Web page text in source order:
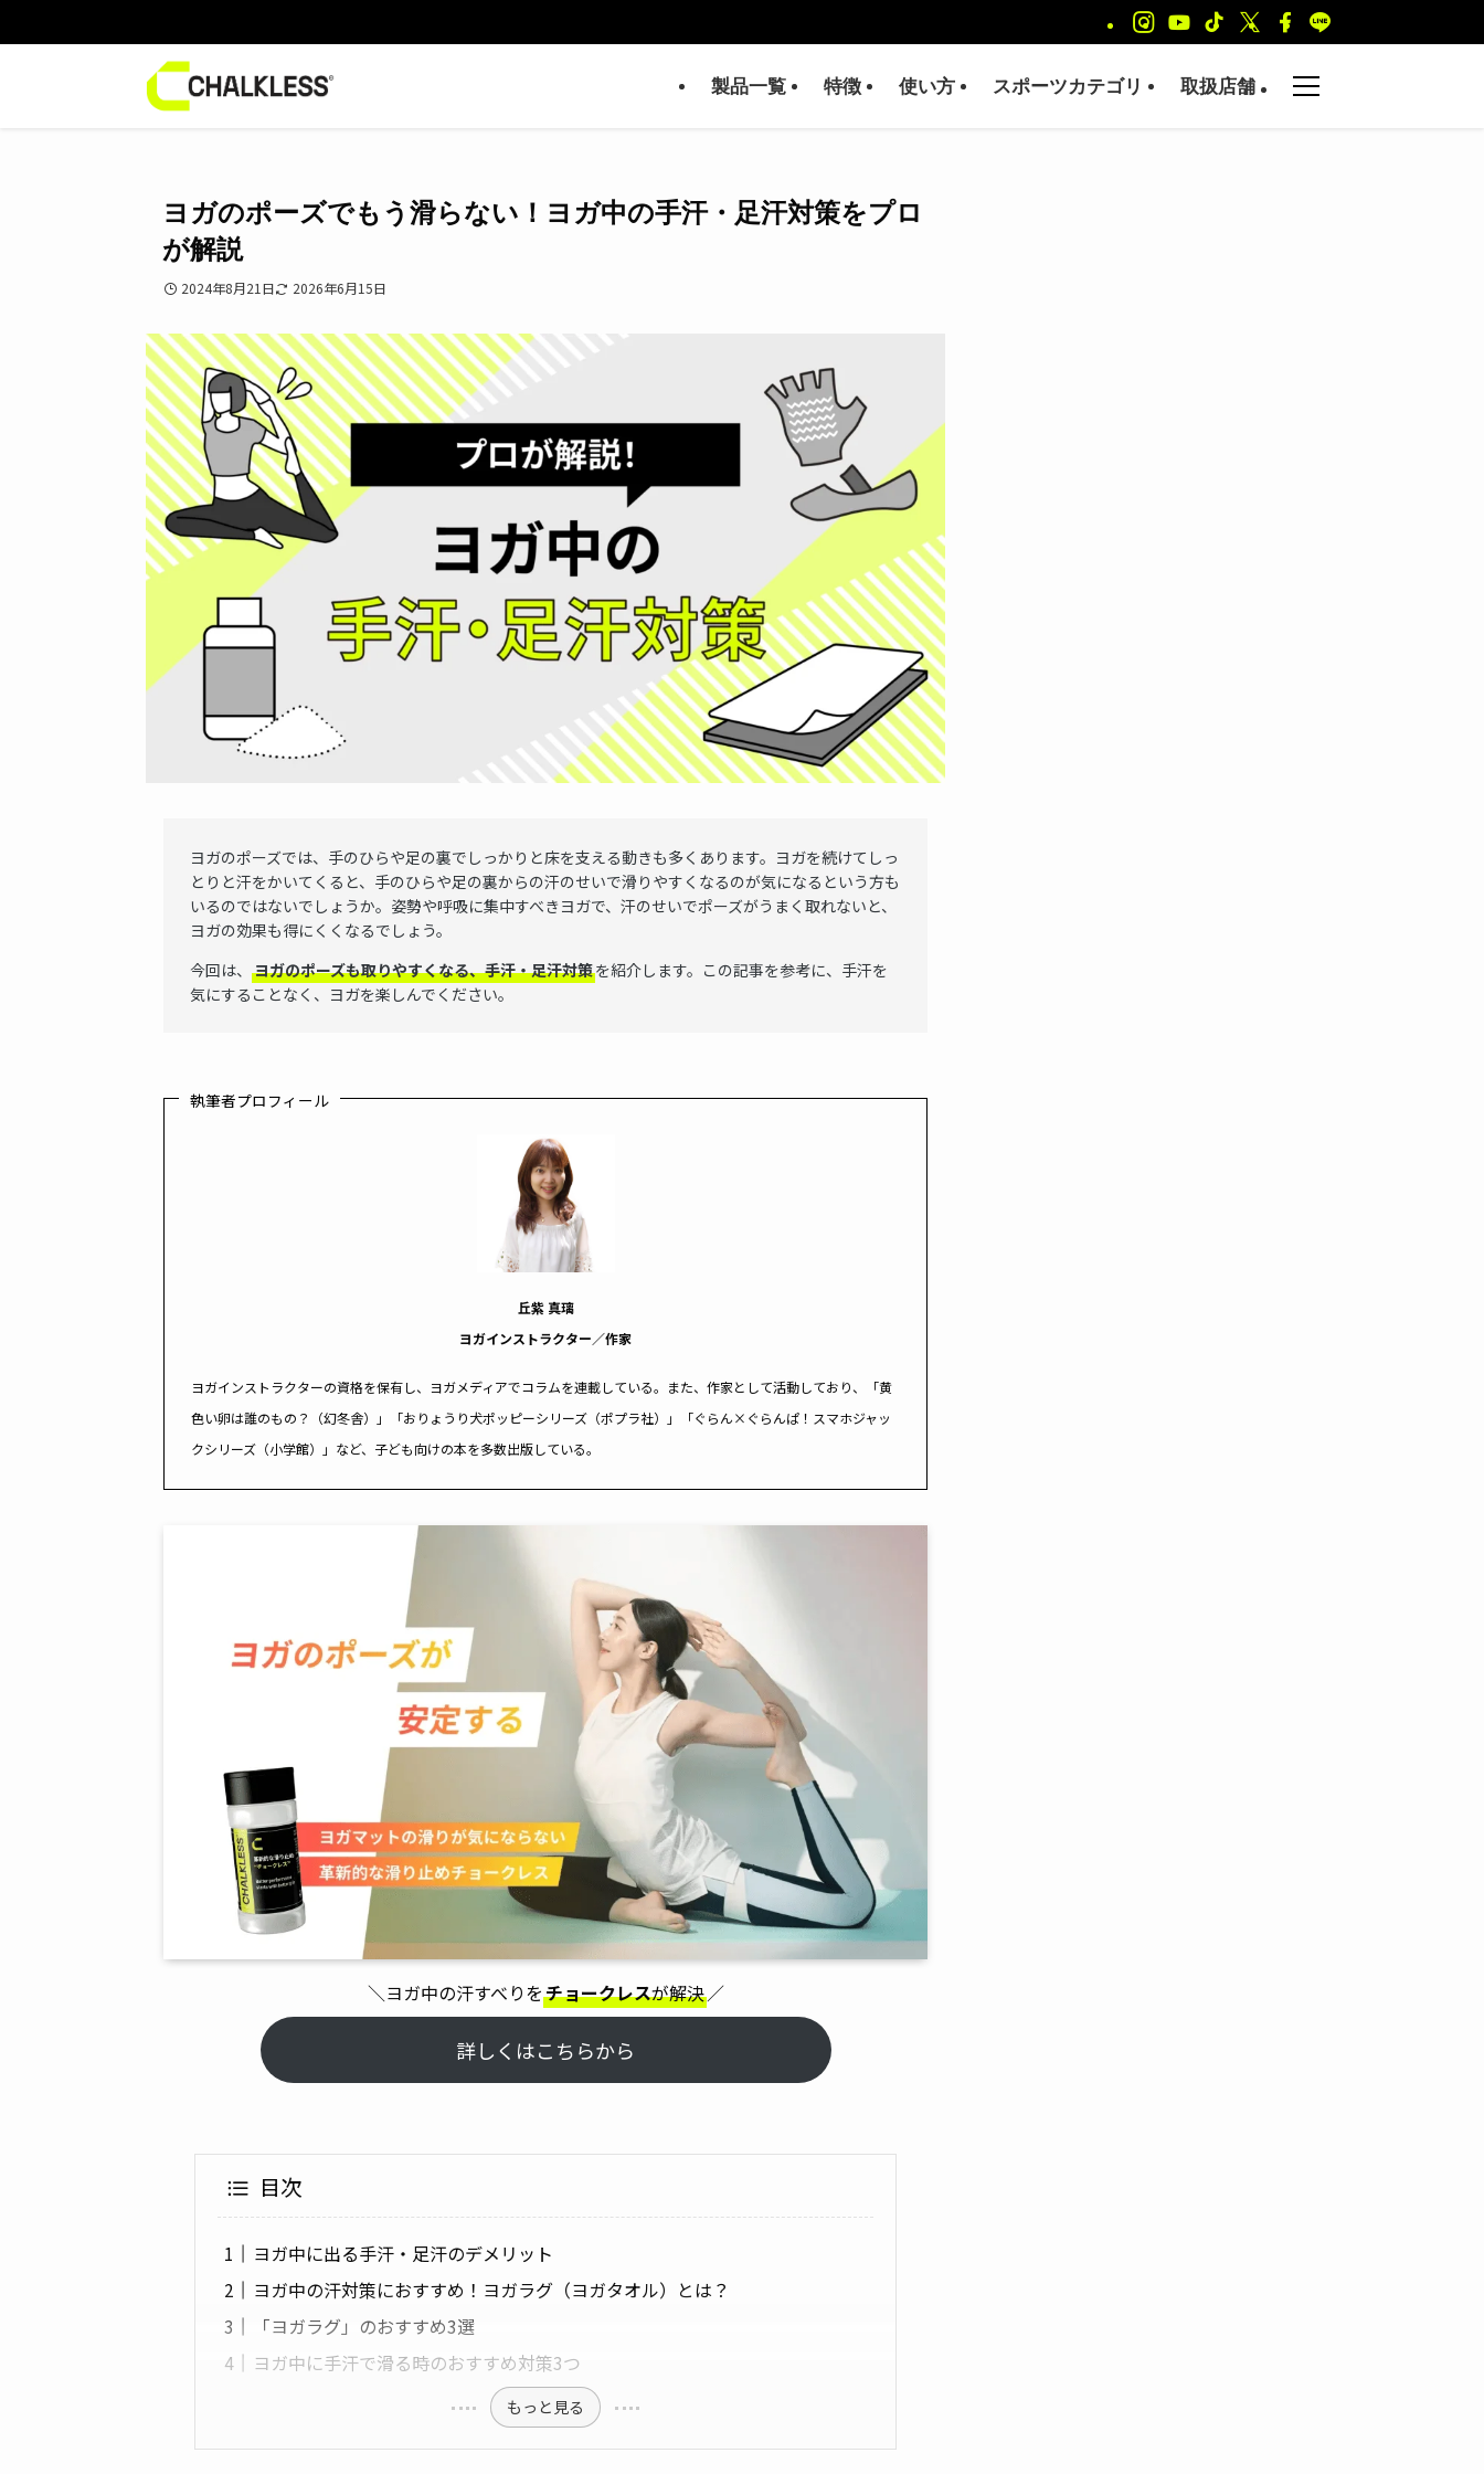
製品一覧 特徴 使い方 スポーツカテゴリ 取扱店舗
ヨガのポーズでもう滑らない！ヨガ中の手汗・足汗対策をプロ
が解説
2024年8月21日 2026年6月15日
ヨガのポーズでは、手のひらや足の裏でしっかりと床を支える動きも多くあります。ヨガを続けてしっ
とりと汗をかいてくると、手のひらや足の裏からの汗のせいで滑りやすくなるのが気になるという方も
いるのではないでしょうか。姿勢や呼吸に集中すべきヨガで、汗のせいでポーズがうまく取れないと、
ヨガの効果も得にくくなるでしょう。
今回は、 ヨガのポーズも取りやすくなる、手汗・足汗対策を紹介します。この記事を参考に、手汗を
気にすることなく、ヨガを楽しんでください。
執筆者プロフィール
丘紫 真璃
ヨガインストラクター／作家
ヨガインストラクターの資格を保有し、ヨガメディアでコラムを連載している。また、作家として活動しており、「黄
色い卵は誰のもの？（幻冬舎）」「おりょうり犬ポッピーシリーズ（ポプラ社）」「ぐらん×ぐらんぱ！スマホジャッ
クシリーズ（小学館）」など、子ども向けの本を多数出版している。
＼ヨガ中の汗すべりをチョークレスが解決／
詳しくはこちらから
目次
ヨガ中に出る手汗・足汗のデメリット
ヨガ中の汗対策におすすめ！ヨガラグ（ヨガタオル）とは？
「ヨガラグ」のおすすめ3選
ヨガ中に手汗で滑る時のおすすめ対策3つ
もっと見る